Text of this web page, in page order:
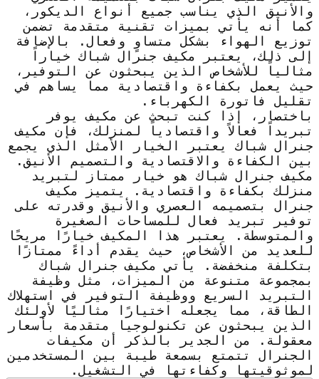
والأنيق الذي يناسب جميع أنواع الديكور،
كما أنه يأتي بميزات تقنية متقدمة تضمن
توزيع الهواء بشكل متساوٍ وفعال. بالإضافة
إلى ذلك، يعتبر مكيف جنرال شباك خياراً
مثالياً للأشخاص الذين يبحثون عن التوفير،
حيث يعمل بكفاءة واقتصادية مما يساهم في
تقليل فاتورة الكهرباء.
باختصار، إذا كنت تبحث عن مكيف يوفر
تبريداً فعالاً واقتصادياً لمنزلك، فإن مكيف
جنرال شباك يعتبر الخيار الأمثل الذي يجمع
بين الكفاءة والاقتصادية والتصميم الأنيق.
مكيف جنرال شباك هو خيار ممتاز لتبريد
منزلك بكفاءة واقتصادية. يتميز مكيف
جنرال بتصميمه العصري والأنيق وقدرته على
توفير تبريد فعال للمساحات الصغيرة
والمتوسطة. يعتبر هذا المكيف خيارًا مريحًا
للعديد من الأشخاص، حيث يقدم أداءً ممتازًا
بتكلفة منخفضة. يأتي مكيف جنرال شباك
بمجموعة متنوعة من الميزات، مثل وظيفة
التبريد السريع ووظيفة التوفير في استهلاك
الطاقة، مما يجعله اختيارًا مثاليًا لأولئك
الذين يبحثون عن تكنولوجيا متقدمة بأسعار
معقولة. من الجدير بالذكر أن مكيفات
الجنرال تتمتع بسمعة طيبة بين المستخدمين
لموثوقيتها وكفاءتها في التشغيل.